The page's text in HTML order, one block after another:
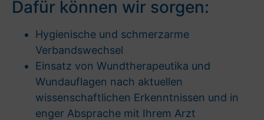
Dafür können wir sorgen:
Hygienische und schmerzarme
Verbandswechsel
Einsatz von Wundtherapeutika und
Wundauflagen nach aktuellen
wissenschaftlichen Erkenntnissen und in
enger Absprache mit Ihrem Arzt